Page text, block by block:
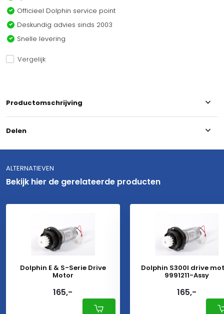
Officieel Dolphin service point
Deskundig advies sinds 2003
Snelle levering
Vergelijk
Productomschrijving
Delen
ALTERNATIEVEN
Bekijk hier de gerelateerde producten
Dolphin E & S-Serie Drive
Motor
165,-
Dolphin S300I drive
9991211-Assy
165,-